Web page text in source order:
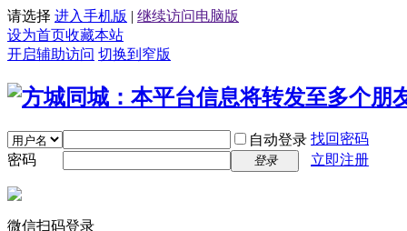
请选择 进入手机版 | 继续访问电脑版
设为首页收藏本站
开启辅助访问 切换到窄版
自动登录 找回密码
密码
登录 立即注册
微信扫码登录